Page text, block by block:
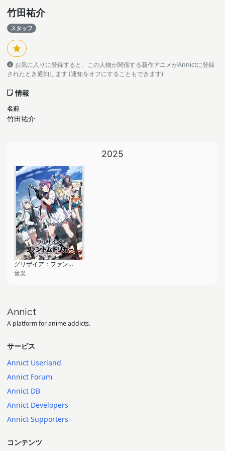
竹田祐介
スタッフ
お気に入りに登録すると、この人物が関係する新作アニメがAnnictに登録
されたとき通知します (通知をオフにすることもできます)
情報
名前
竹田祐介
2025
グリザイア：ファントムトリガー
音楽
Annict
A platform for anime addicts.
サービス
Annict Userland
Annict Forum
Annict DB
Annict Developers
Annict Supporters
コンテンツ